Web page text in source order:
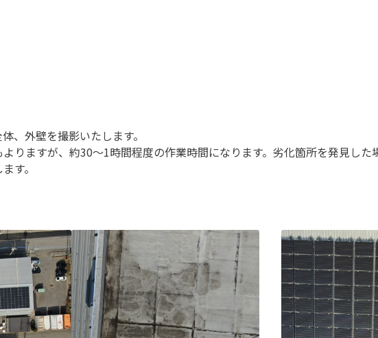
ミラクールロード
、外壁を撮影いたします。
りますが、約30～1時間程度の作業時間になります。劣化箇所を発見した
す。